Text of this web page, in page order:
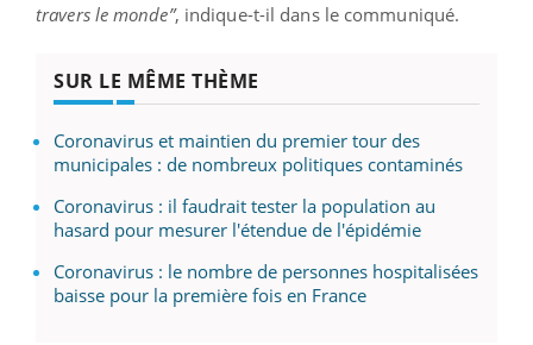
travers le monde”, indique-t-il dans le communiqué.
SUR LE MÊME THÈME
Coronavirus et maintien du premier tour des
municipales : de nombreux politiques contaminés
Coronavirus : il faudrait tester la population au
hasard pour mesurer l'étendue de l'épidémie
Coronavirus : le nombre de personnes hospitalisées
baisse pour la première fois en France